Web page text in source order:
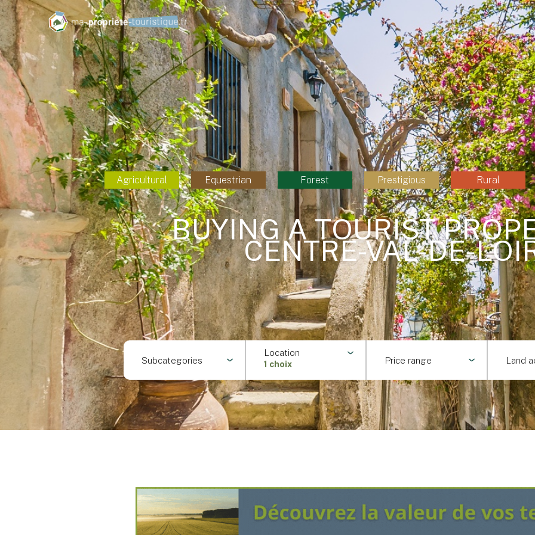
Agricultural Equestrian Forest Prestigious Rural
BUYING A TOURIST
CENTRE-VAL-DE-
Subcategories
Location
1 choix Price range Land